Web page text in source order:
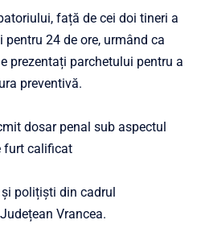
față de cei doi tineri a
24 de ore, urmând ca
prezentați parchetului pentru a
preventivă.
dosar penal sub aspectul
furt calificat
polițiști din cadrul
Vrancea.